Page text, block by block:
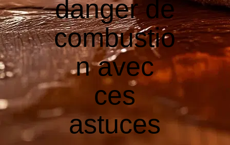
danger de
combustio
n avec
ces
astuces